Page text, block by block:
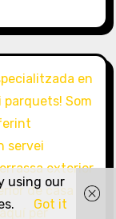
using our
Got it